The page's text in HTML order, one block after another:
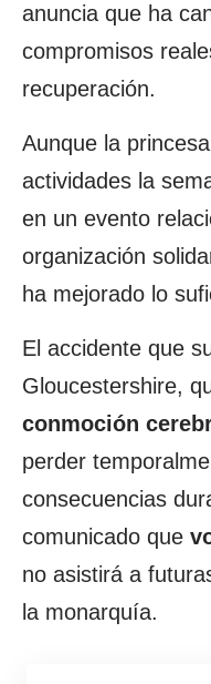
anuncia que ha
compromisos
recuperación.
Aunque la
actividades la
en un evento
organización
ha mejorado lo
El accidente que
Gloucestershire,
conmoción
perder
consecuencias
comunicado que
no asistirá a
la monarquía.